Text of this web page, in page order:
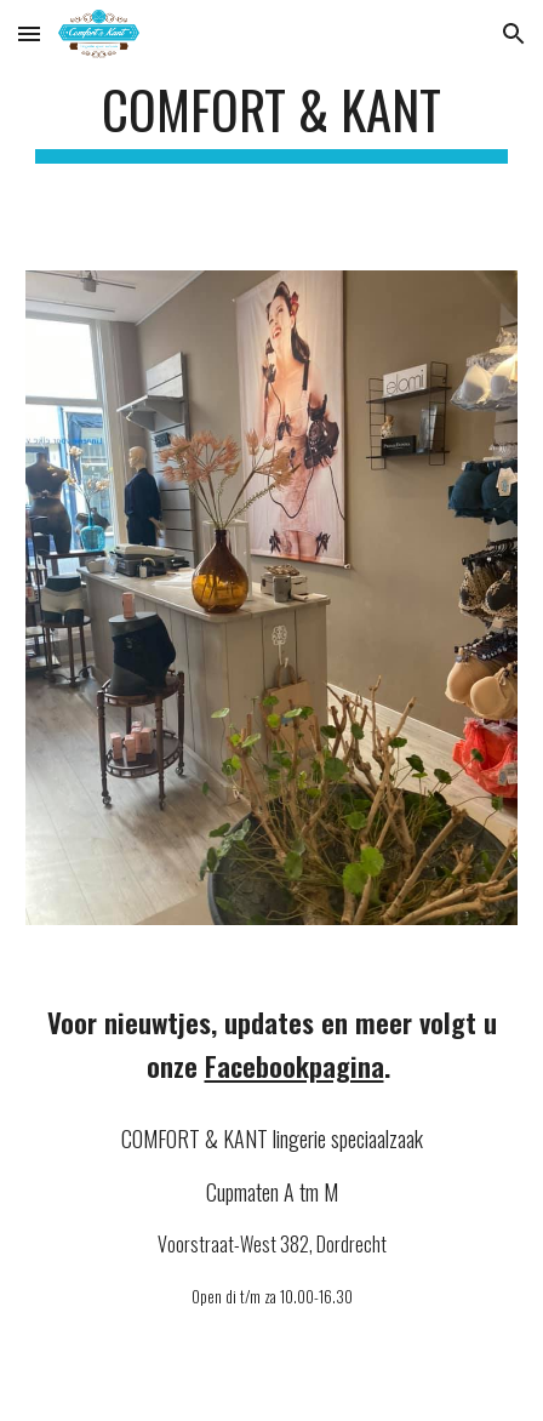
Skip to main content Skip to navigation
COMFORT & KANT
Voor nieuwtjes, updates en meer volgt u
onze Facebookpagina.
COMFORT & KANT lingerie speciaalzaak
Cupmaten A tm M
Voorstraat-West 382, Dordrecht
Open di t/m za 10.00-16.30